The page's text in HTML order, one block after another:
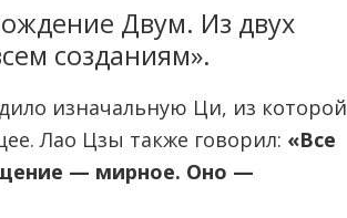
Двум. Из двух
созданиям».
изначальную Ци, из которой
Лао Цзы также говорил: «Все
— мирное. Оно —